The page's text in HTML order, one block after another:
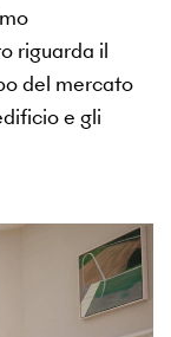
riguarda il
del mercato
e gli